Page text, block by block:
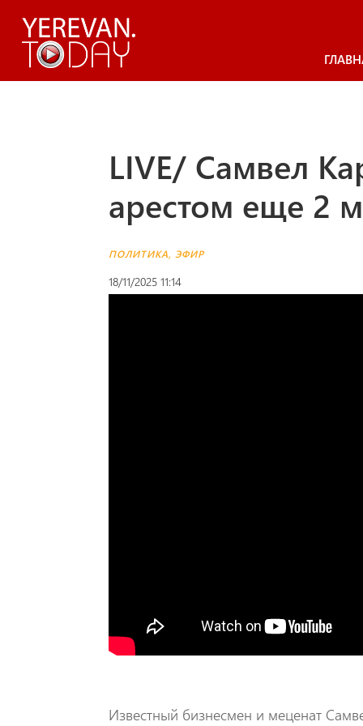
LIVE/ Самвел
арестом еще 2
ПОЛИТИКА, ЭФИР
18/11/2025 11:14
Известный бизнесмен и меценат